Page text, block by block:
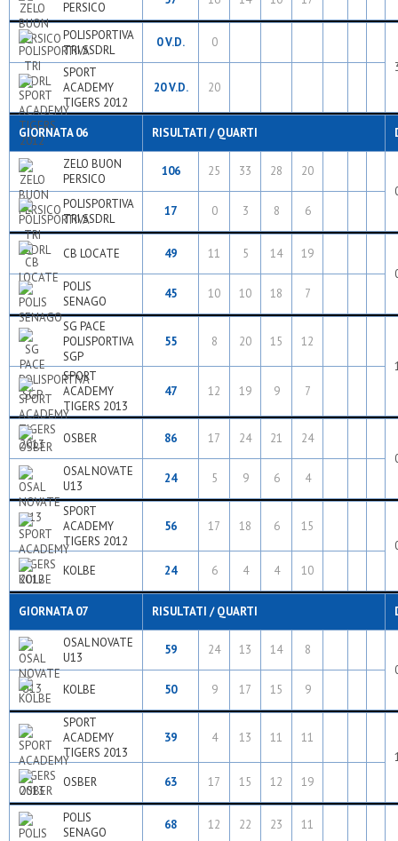
PERSICO
POLISPORTIVA
TRI SSDRL
0 V.D.
0
SPORT
ACADEMY
TIGERS 2012
20 V.D. 20
GIORNATA 06 RISULTATI / QUARTI
ZELO BUON
PERSICO
106 25 33 28
20
POLISPORTIVA
TRI SSDRL
17 0 3 8 6
CB LOCATE 49 11 5 14
19
POLIS
SENAGO
45 10 10 18 7
SG PACE
POLISPORTIVA
SGP
55 8 20 15
12
SPORT
ACADEMY
TIGERS 2013
47 12 19 9 7
OSBER 86 17 24 21
24
OSAL NOVATE
U13
24 5 9 6 4
SPORT
ACADEMY
TIGERS 2012
56 17 18 6
15
KOLBE
24 6 4 4 10
GIORNATA 07 RISULTATI / QUARTI
OSAL NOVATE
U13
59 24 13 14
8
KOLBE
50 9 17 15 9
SPORT
ACADEMY
TIGERS 2013
39 4 13 11
11
OSBER
63 17 15 12 19
POLIS
SENAGO
68 12 22 23
11